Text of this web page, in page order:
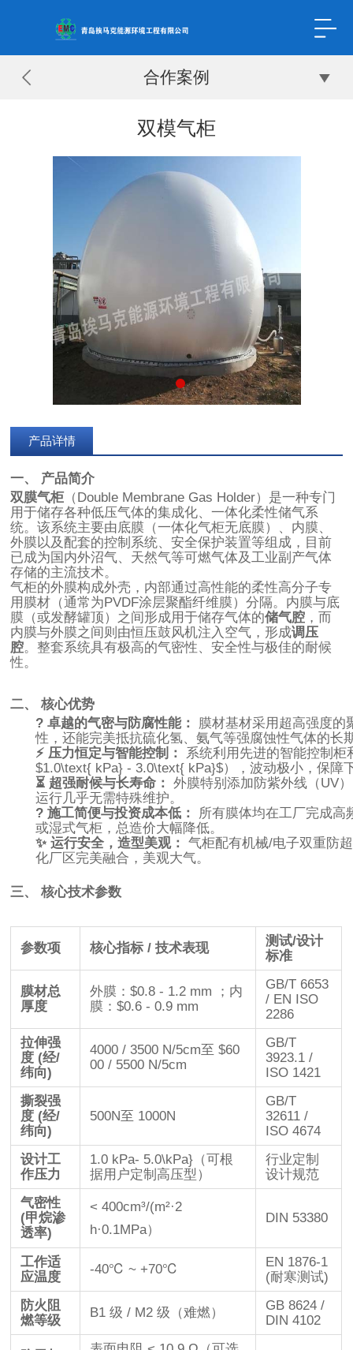
合作案例
双模气柜
产品详情
一、 产品简介
双膜气柜（Double Membrane Gas Holder）是一种专门
用于储存各种低压气体的集成化、一体化柔性储气系
统。该系统主要由底膜（一体化气柜无底膜）、内膜、
外膜以及配套的控制系统、安全保护装置等组成，目前
已成为国内外沼气、天然气等可燃气体及工业副产气体
存储的主流技术。
气柜的外膜构成外壳，内部通过高性能的柔性高分子专
用膜材（通常为PVDF涂层聚酯纤维膜）分隔。内膜与底
膜（或发酵罐顶）之间形成用于储存气体的储气腔 ，而
内膜与外膜之间则由恒压鼓风机注入空气，形成调压
腔。整套系统具有极高的气密性、安全性与极佳的耐候
性。
二、 核心优势
?️ 卓越的气密与防腐性能：
膜材基材采用超高强度的
性，还能完美抵抗硫化氢、氨气等强腐蚀性气体的长
⚡ 压力恒定与智能控制：
系统利用先进的智能控制
$1.0\text{ kPa} - 3.0\text{ kPa}$），波动极小，保障
⏳ 超强耐候与长寿命：
外膜特别添加防紫外线（UV
运行几乎无需特殊维护。
? 施工简便与投资成本低：
所有膜体均在工厂完成高
或湿式气柜，总造价大幅降低。
✨ 运行安全，造型美观：
气柜配有机械/电子双重防
化厂区完美融合，美观大气。
三、 核心技术参数
参数项 核心指标 / 技术表现
测试/设计
标准
膜材总
厚度
外膜：$0.8 - 1.2 mm ；内
膜：$0.6 - 0.9 mm
GB/T 6653
/ EN ISO
2286
拉伸强
度 (经/
纬向)
4000 / 3500 N/5cm至$60
00 / 5500 N/5cm
GB/T
3923.1 /
ISO 1421
撕裂强
度 (经/
纬向)
500N至 1000N
GB/T
32611 /
ISO 4674
设计工
作压力
1.0 kPa- 5.0\kPa} （可根
据用户定制高压型）
行业定制
设计规范
气密性
(甲烷渗
透率)
< 400cm³/(m²·2
h·0.1MPa）
DIN 53380
工作适
应温度
-40℃ ~ +70℃
EN 1876-1
(耐寒测试)
防火阻
燃等级
B1 级 / M2 级（难燃）
GB 8624 /
DIN 4102